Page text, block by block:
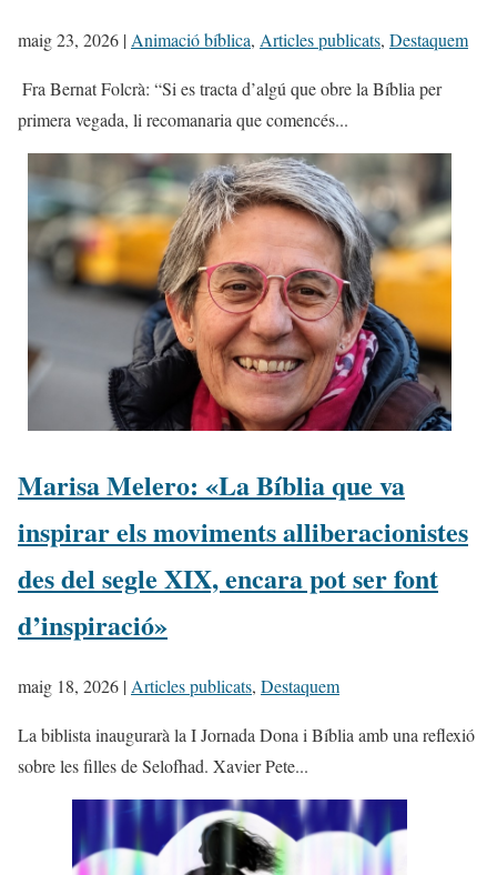
maig 23, 2026 |Animació bíblica, Articles publicats, Destaquem
​ Fra Bernat Folcrà: “Si es tracta d’algú que obre la Bíblia per
primera vegada, li recomanaria que comencés...
Marisa Melero: «La Bíblia que va
inspirar els moviments alliberacionistes
des del segle XIX, encara pot ser font
d’inspiració»
maig 18, 2026 |Articles publicats, Destaquem
La biblista inaugurarà la I Jornada Dona i Bíblia amb una reflexió
sobre les filles de Selofhad. Xavier Pete...